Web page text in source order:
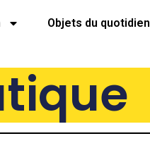
Objets du quotidien